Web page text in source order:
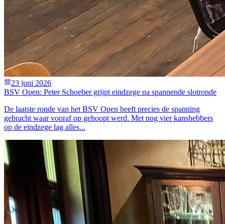
23 juni 2026
BSV Open: Peter Schoeber grijpt eindzege na spannende slotronde
De laatste ronde van het BSV Open heeft precies de spanning
gebracht waar vooraf op gehoopt werd. Met nog vier kanshebbers
op de eindzege lag alles...